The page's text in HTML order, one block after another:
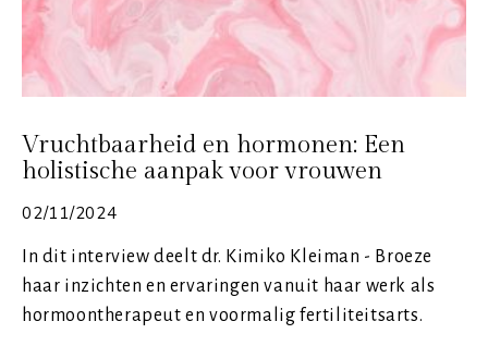
Vruchtbaarheid en hormonen: Een
holistische aanpak voor vrouwen
02/11/2024
In dit interview deelt dr. Kimiko Kleiman - Broeze
haar inzichten en ervaringen vanuit haar werk als
hormoontherapeut en voormalig fertiliteitsarts.